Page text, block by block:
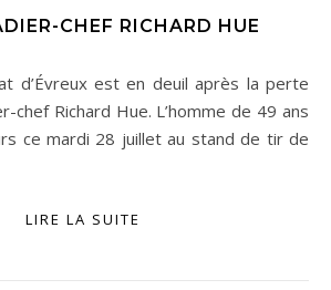
CHEF RICHARD HUE
chef Richard Hue. L’homme de 49 ans
ce mardi 28 juillet au stand de tir de
LIRE LA SUITE